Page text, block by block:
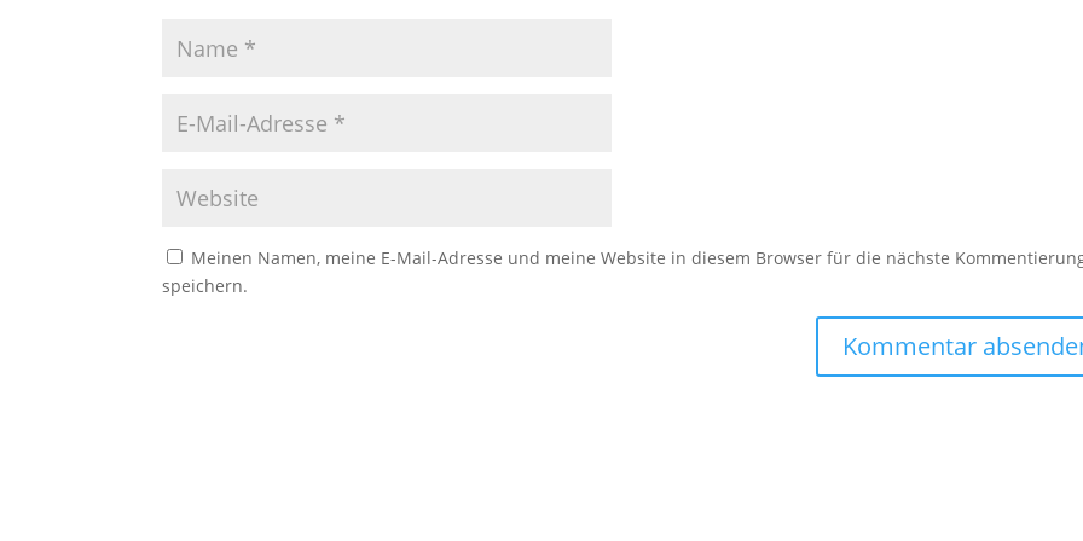
Meinen Namen, meine E-Mail-Adresse und meine Website in diesem Browser für die nächste
speichern.